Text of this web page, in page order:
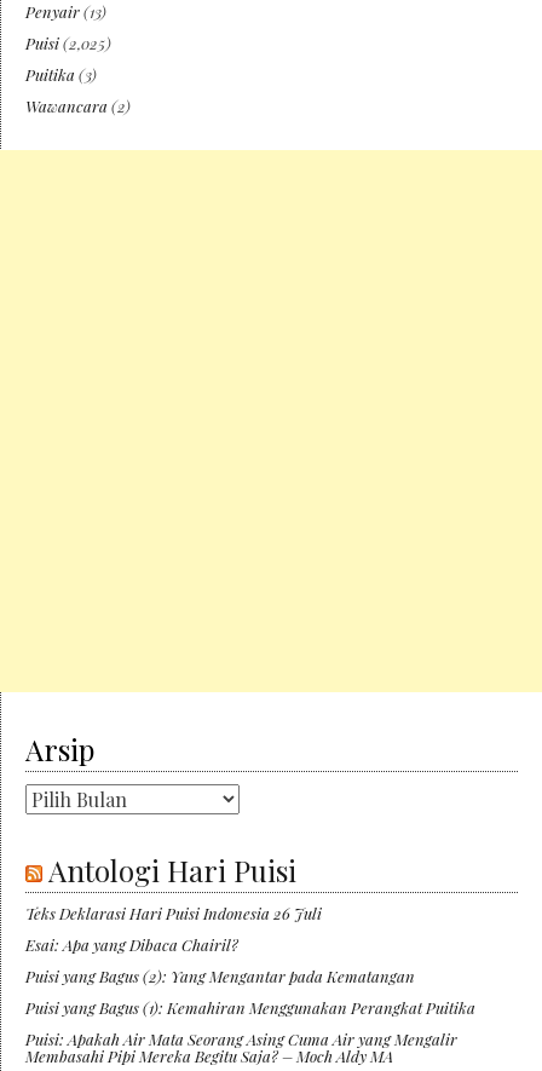
Penyair(13)
Puisi(2,025)
Puitika (3)
Wawancara (2)
Arsip
Arsip
Antologi Hari Puisi
Teks Deklarasi Hari Puisi Indonesia 26 Juli
Esai: Apa yang Dibaca Chairil?
Puisi yang Bagus (2): Yang Mengantar pada Kematangan
Puisi yang Bagus (1): Kemahiran Menggunakan Perangkat Puitika
Puisi: Apakah Air Mata Seorang Asing Cuma Air yang Mengalir
Membasahi Pipi Mereka Begitu Saja? – Moch Aldy MA